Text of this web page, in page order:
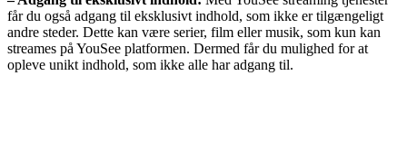
får du også adgang til eksklusivt indhold, som ikke er tilgængeligt
andre steder. Dette kan være serier, film eller musik, som kun kan
streames på YouSee platformen. Dermed får du mulighed for at
opleve unikt indhold, som ikke alle har adgang til.